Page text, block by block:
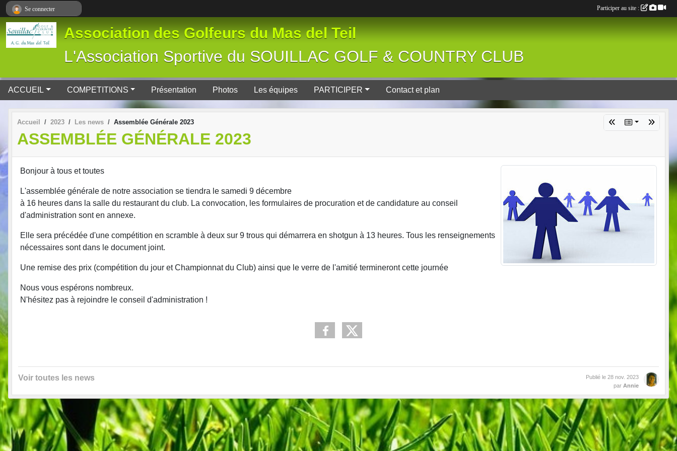
Association des Golfeurs du Mas del Teil
L'Association Sportive du SOUILLAC GOLF & COUNTRY CLUB
ACCUEIL COMPETITIONS Présentation Photos Les équipes PARTICIPER Contact et plan
Accueil 2023 Les news Assemblée Générale 2023
ASSEMBLÉE GÉNÉRALE 2023
Bonjour à tous et toutes
L'assemblée générale de notre association se tiendra le samedi 9 décembre
à 16 heures dans la salle du restaurant du club. La convocation, les formulaires de procuration et de candidature au conseil
d'administration sont en annexe.
Elle sera précédée d'une compétition en scramble à deux sur 9 trous qui démarrera en shotgun à 13 heures. Tous les renseignements
nécessaires sont dans le document joint.
Une remise des prix (compétition du jour et Championnat du Club) ainsi que le verre de l'amitié termineront cette journée
Nous vous espérons nombreux.
N'hésitez pas à rejoindre le conseil d'administration !
Voir toutes les news Publié le 28 nov. 2023
par Annie
Se connecter Participer au site :
Panneau de gestion des cookies